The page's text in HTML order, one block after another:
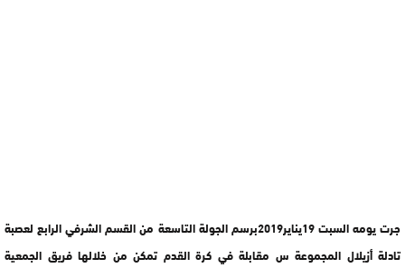
جرت يومه السبت 19يناير2019برسم الجولة التاسعة من القسم الشرفي الرابع لعصبة
تادلة أزيلال المجموعة س مقابلة في كرة القدم تمكن من خلالها فريق الجمعية